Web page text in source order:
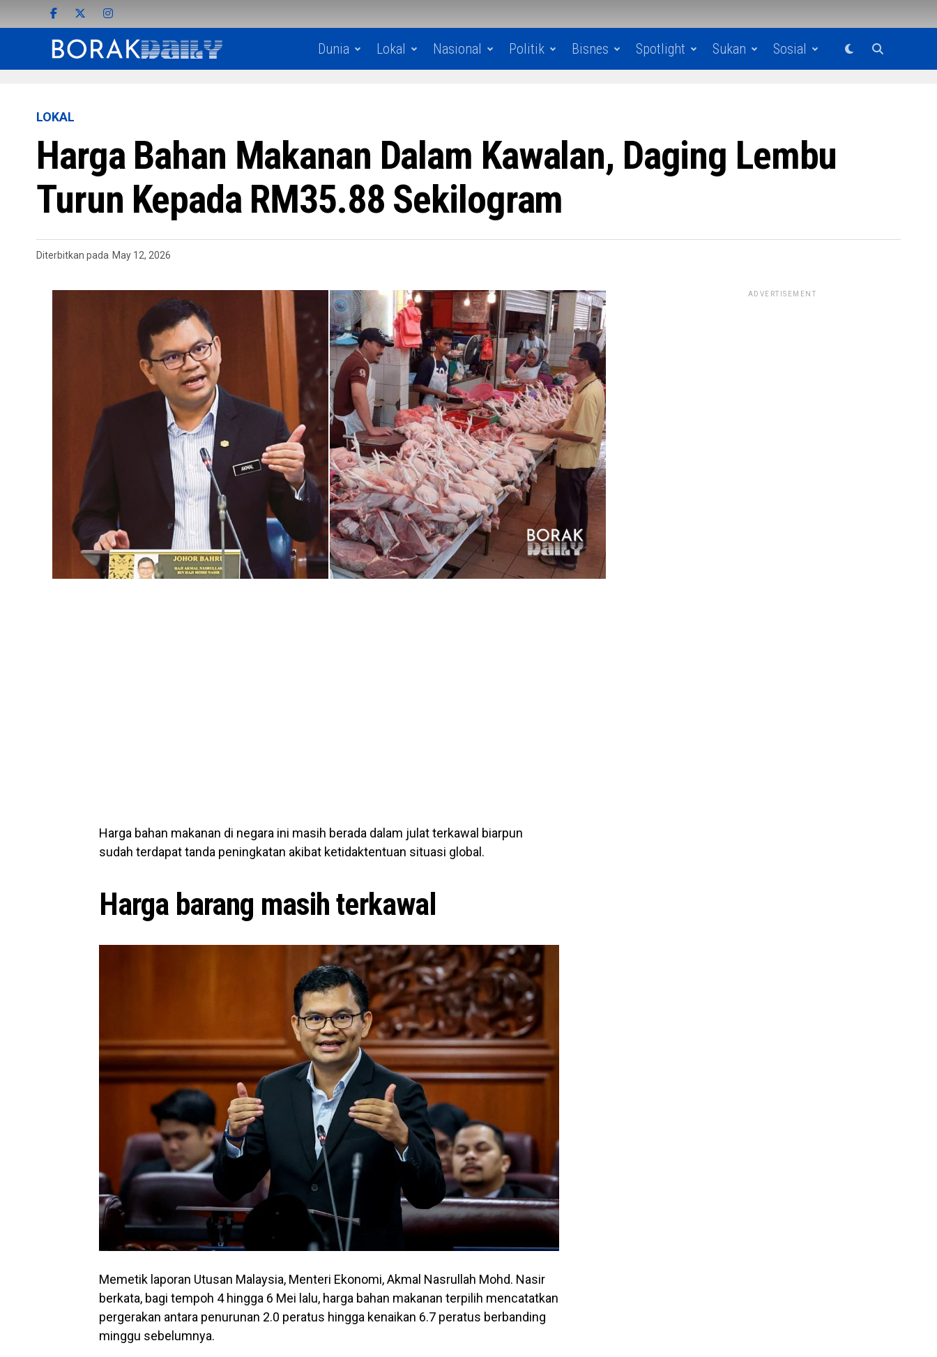
Dunia Lokal Nasional Politik Bisnes Spotlight Sukan Sosial
LOKAL
Harga Bahan Makanan Dalam Kawalan, Daging Lembu
Turun Kepada RM35.88 Sekilogram
Diterbitkan pada May 12, 2026
Harga bahan makanan di negara ini masih berada dalam julat terkawal biarpun
sudah terdapat tanda peningkatan akibat ketidaktentuan situasi global.
Harga barang masih terkawal
Memetik laporan Utusan Malaysia, Menteri Ekonomi, Akmal Nasrullah Mohd. Nasir
berkata, bagi tempoh 4 hingga 6 Mei lalu, harga bahan makanan terpilih mencatatkan
pergerakan antara penurunan 2.0 peratus hingga kenaikan 6.7 peratus berbanding
minggu sebelumnya.
ADVERTISEMENT